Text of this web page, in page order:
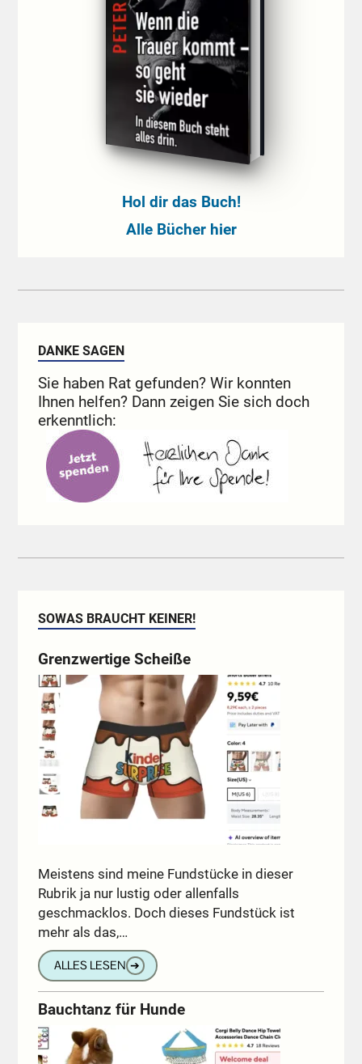
Hol dir das Buch!
Alle Bücher hier
DANKE SAGEN
Sie haben Rat gefunden? Wir konnten
Ihnen helfen? Dann zeigen Sie sich doch
erkenntlich:
SOWAS BRAUCHT KEINER!
Grenzwertige Scheiße
Meistens sind meine Fundstücke in dieser
Rubrik ja nur lustig oder allenfalls
geschmacklos. Doch dieses Fundstück ist
mehr als das,…
ALLES LESEN ➔
Bauchtanz für Hunde